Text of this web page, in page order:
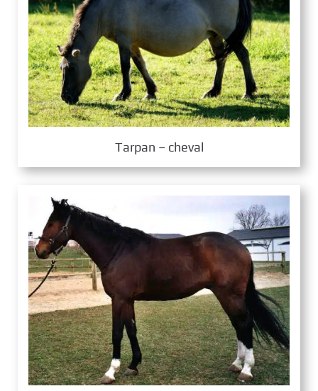
Tarpan – cheval